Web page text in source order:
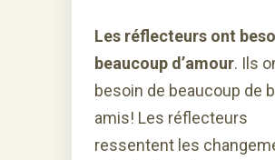
Les réflecteurs ont
beaucoup d’amour. Ils
besoin de beaucoup de
amis! Les réflecteurs
ressentent les